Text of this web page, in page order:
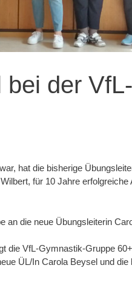
bei der
hat die bisherige
für 10 Jahre
an die neue Übungsleiterin
die VfL-Gymnastik-Gruppe
ÜL/In Carola Beysel und